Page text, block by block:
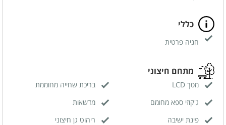
כללי
חניה פרטית
מתחם חיצוני
מסך LCD
בריכת שחייה מחוממת
ג'קוזי ספא מחומם
מדשאות
פינת ישיבה
ריהוט גן חיצוני